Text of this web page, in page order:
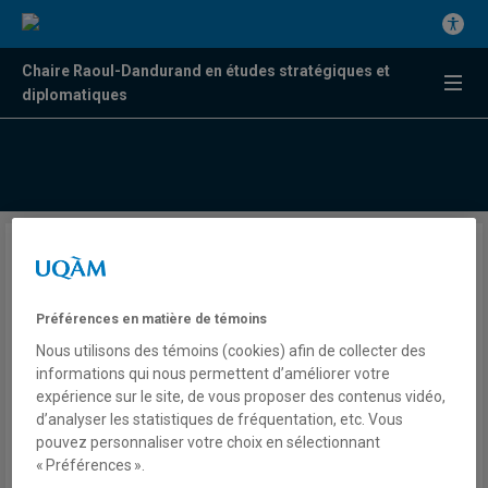
Chaire Raoul-Dandurand en études stratégiques et
diplomatiques
Can Abe and Moon shake off
the burden of wartime
wrongs, to tackle the present
danger of North Korea?
Par Benoit Hardy Chartrand
South China Morning Post
Préférences en matière de témoins
Nous utilisons des témoins (cookies) afin de collecter des
informations qui nous permettent d’améliorer votre
expérience sur le site, de vous proposer des contenus vidéo,
d’analyser les statistiques de fréquentation, etc. Vous
pouvez personnaliser votre choix en sélectionnant
« Préférences ».